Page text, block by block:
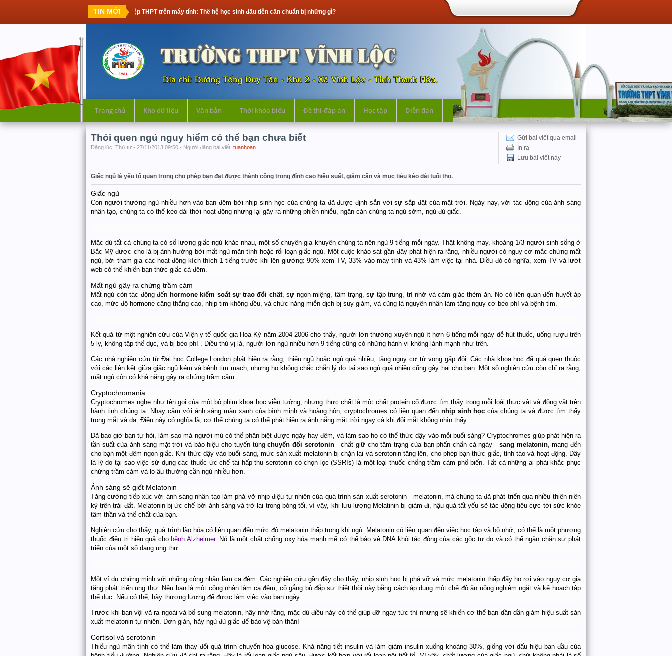
TIN MỚI
Thi tốt nghiệp THPT trên máy tính: Thế hệ học sinh đầu tiên cần chuẩn bị những gì?
Trang chủ Kho dữ liệu Văn bản Thời khóa biểu Đề thi-đáp án Học tập Diễn đàn
Gửi bài viết qua email
In ra
Lưu bài viết này
Thói quen ngủ nguy hiểm có thể bạn chưa biết
Đăng lúc: Thứ tư - 27/11/2013 09:50 - Người đăng bài viết: tuanhoan
Giấc ngủ là yếu tố quan trọng cho phép bạn đạt được thành công trong đỉnh cao hiệu suất, giảm cân và mục tiêu kéo dài tuổi thọ.
Giấc ngủ
Con người thường ngủ nhiều hơn vào ban đêm bởi nhịp sinh học của chúng ta đã được định sẵn với sự sắp đặt của mặt trời. Ngày nay, với tác động của ánh sáng
nhân tạo, chúng ta có thể kéo dài thời hoạt động nhưng lại gây ra những phiền nhiễu, ngăn cản chúng ta ngủ sớm, ngủ đủ giấc.
Mặc dù tất cả chúng ta có số lượng giấc ngủ khác nhau, một số chuyên gia khuyên chúng ta nên ngủ 9 tiếng mỗi ngày. Thật không may, khoảng 1/3 người sinh sống ở
Bắc Mỹ được cho là bị ảnh hưởng bởi mất ngủ mãn tính hoặc rối loạn giấc ngủ. Một cuộc khảo sát gần đây phát hiện ra rằng, nhiều người có nguy cơ mắc chứng mất
ngủ, bởi tham gia các hoạt động kích thích 1 tiếng trước khi lên giường: 90% xem TV, 33% vào máy tính và 43% làm việc tại nhà. Điều đó có nghĩa, xem TV và lướt
web có thể khiến bạn thức giấc cả đêm.
Mất ngủ gây ra chứng trầm cảm
Mất ngủ còn tác động đến hormone kiểm soát sự trao đổi chất, sự ngon miệng, tâm trạng, sự tập trung, trí nhớ và cảm giác thèm ăn. Nó có liên quan đến huyết áp
cao, mức độ hormone căng thẳng cao, nhịp tim không đều, và chức năng miễn dịch bị suy giảm, và cũng là nguyên nhân làm tăng nguy cơ béo phì và bệnh tim.
Kết quả từ một nghiên cứu của Viện y tế quốc gia Hoa Kỳ năm 2004-2006 cho thấy, người lớn thường xuyên ngủ ít hơn 6 tiếng mỗi ngày dễ hút thuốc, uống rượu trên
5 ly, không tập thể dục, và bị béo phì . Điều thú vị là, người lớn ngủ nhiều hơn 9 tiếng cũng có những hành vi không lành mạnh như trên.
Các nhà nghiên cứu từ Đại học College London phát hiện ra rằng, thiếu ngủ hoặc ngủ quá nhiều, tăng nguy cơ tử vong gấp đôi. Các nhà khoa học đã quá quen thuộc
với các liên kết giữa giấc ngủ kém và bệnh tim mạch, nhưng họ không chắc chắn lý do tại sao ngủ quá nhiều cũng gây hại cho bạn. Một số nghiên cứu còn chỉ ra rằng,
mất ngủ còn có khả năng gây ra chứng trầm cảm.
Cryptochromania
Cryptochromes nghe như tên gọi của một bộ phim khoa học viễn tưởng, nhưng thực chất là một chất protein cổ được tìm thấy trong mỗi loài thực vật và động vật trên
hành tinh chúng ta. Nhạy cảm với ánh sáng màu xanh của bình minh và hoàng hôn, cryptochromes có liên quan đến nhịp sinh học của chúng ta và được tìm thấy
trong mắt và da. Điều này có nghĩa là, cơ thể chúng ta có thể phát hiện ra ánh nắng mặt trời ngay cả khi đôi mắt không nhìn thấy.
Đã bao giờ bạn tự hỏi, làm sao mà người mù có thể phân biệt được ngày hay đêm, và làm sao họ có thể thức dậy vào mỗi buổi sáng? Cryptochromes giúp phát hiện ra
tần suất của ánh sáng mặt trời và báo hiệu cho tuyến tùngchuyển đổi serotonin- chất giữ cho tâm trạng của bạn phấn chấn cả ngày - sang melatonin, mang đến
cho bạn một đêm ngon giấc. Khi thức dậy vào buổi sáng, mức sản xuất melatonin bị chặn lại và serotonin tăng lên, cho phép bạn thức giấc, tỉnh táo và hoạt động. Đây
là lý do tại sao việc sử dụng các thuốc ức chế tái hấp thu serotonin có chọn lọc (SSRIs) là một loại thuốc chống trầm cảm phổ biến. Tất cả những ai phải khắc phục
chứng trầm cảm và lo âu thường cần ngủ nhiều hơn.
Ánh sáng sẽ giết Melatonin
Tăng cường tiếp xúc với ánh sáng nhân tạo làm phá vỡ nhịp điệu tự nhiên của quá trình sản xuất serotonin - melatonin, mà chúng ta đã phát triển qua nhiều thiên niên
kỷ trên trái đất. Melatonin bị ức chế bởi ánh sáng và trở lại trong bóng tối, vì vậy, khi lưu lượng Melatinin bị giảm đi, hậu quả tất yếu sẽ tác động tiêu cực tới sức khỏe
tâm thần và thể chất của bạn.
Nghiên cứu cho thấy, quá trình lão hóa có liên quan đến mức độ melatonin thấp trong khi ngủ. Melatonin có liên quan đến việc học tập và bộ nhớ, có thể là một phương
thuốc điều trị hiệu quả cho bệnh Alzheimer. Nó là một chất chống oxy hóa mạnh mẽ có thể bảo vệ DNA khỏi tác động của các gốc tự do và có thể ngăn chặn sự phát
triển của một số dạng ung thư.
Một ví dụ chứng minh với những công nhân làm ca đêm. Các nghiên cứu gần đây cho thấy, nhịp sinh học bị phá vỡ và mức melatonin thấp đẩy họ rơi vào nguy cơ gia
tăng phát triển ung thư. Nếu bạn là một công nhân làm ca đêm, cố gắng bù đắp sự thiệt thòi này bằng cách áp dụng một chế độ ăn uống nghiêm ngặt và kế hoạch tập
thể dục. Nếu có thể, hãy thương lượng để được làm việc vào ban ngày.
Trước khi bạn vội vã ra ngoài và bổ sung melatonin, hãy nhớ rằng, mặc dù điều này có thể giúp đỡ ngay tức thì nhưng sẽ khiến cơ thể bạn dần dần giảm hiệu suất sản
xuất melatonin tự nhiên. Đơn giản, hãy ngủ đủ giấc để bảo vệ bản thân!
Cortisol và serotonin
Thiếu ngủ mãn tính có thể làm thay đổi quá trình chuyển hóa glucose. Khả năng tiết insulin và làm giảm insulin xuống khoảng 30%, giống với dấu hiệu ban đầu của